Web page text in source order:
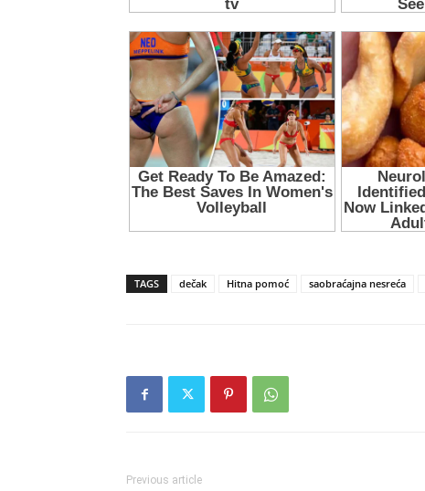
TAGS dečak Hitna pomoć saobraćajna nesreća
Previous article